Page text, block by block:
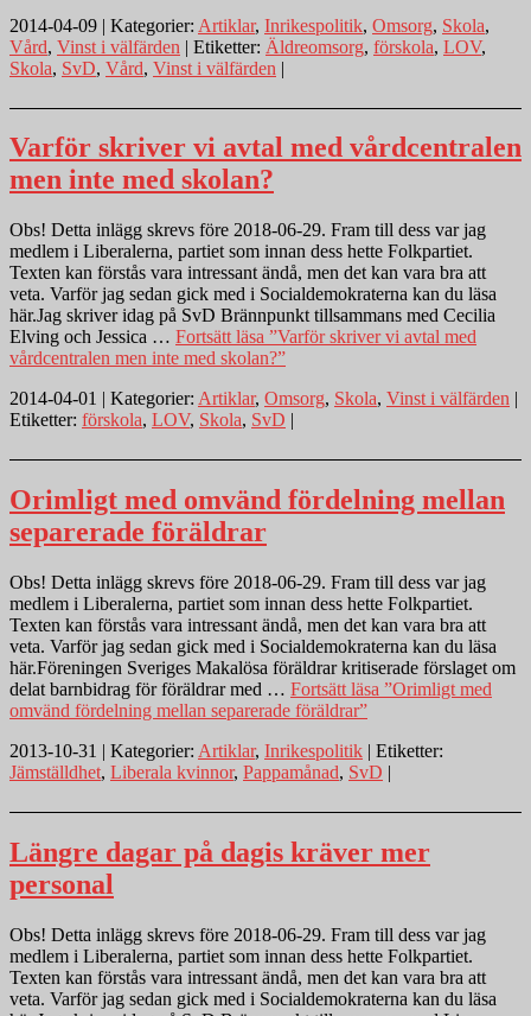
2014-04-09 | Kategorier: Artiklar, Inrikespolitik, Omsorg, Skola,
Vård, Vinst i välfärden | Etiketter: Äldreomsorg, förskola, LOV,
Skola, SvD, Vård, Vinst i välfärden |
Varför skriver vi avtal med vårdcentralen
men inte med skolan?
Obs! Detta inlägg skrevs före 2018-06-29. Fram till dess var jag
medlem i Liberalerna, partiet som innan dess hette Folkpartiet.
Texten kan förstås vara intressant ändå, men det kan vara bra att
veta. Varför jag sedan gick med i Socialdemokraterna kan du läsa
här.Jag skriver idag på SvD Brännpunkt tillsammans med Cecilia
Elving och Jessica … Fortsätt läsa ”Varför skriver vi avtal med
vårdcentralen men inte med skolan?”
2014-04-01 | Kategorier: Artiklar, Omsorg, Skola, Vinst i välfärden |
Etiketter: förskola, LOV, Skola, SvD |
Orimligt med omvänd fördelning mellan
separerade föräldrar
Obs! Detta inlägg skrevs före 2018-06-29. Fram till dess var jag
medlem i Liberalerna, partiet som innan dess hette Folkpartiet.
Texten kan förstås vara intressant ändå, men det kan vara bra att
veta. Varför jag sedan gick med i Socialdemokraterna kan du läsa
här.Föreningen Sveriges Makalösa föräldrar kritiserade förslaget om
delat barnbidrag för föräldrar med … Fortsätt läsa ”Orimligt med
omvänd fördelning mellan separerade föräldrar”
2013-10-31 | Kategorier: Artiklar, Inrikespolitik | Etiketter:
Jämställdhet, Liberala kvinnor, Pappamånad, SvD |
Längre dagar på dagis kräver mer
personal
Obs! Detta inlägg skrevs före 2018-06-29. Fram till dess var jag
medlem i Liberalerna, partiet som innan dess hette Folkpartiet.
Texten kan förstås vara intressant ändå, men det kan vara bra att
veta. Varför jag sedan gick med i Socialdemokraterna kan du läsa